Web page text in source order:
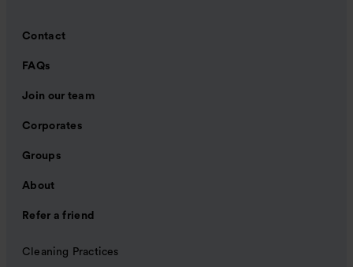
Contact
FAQs
Join our team
Corporates
Groups
About
Refer a friend
Cleaning Practices